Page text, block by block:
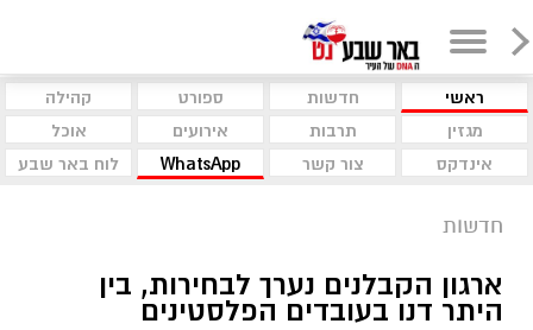
ראשי חדשות ספורט
קהילה
מגזין
תרבות אירועים
אוכל
אינדקס
צור קשר WhatsApp לוח באר שבע
חדשות
ארגון הקבלנים נערך לבחירות, בין
היתר דנו בעובדים הפלסטינים